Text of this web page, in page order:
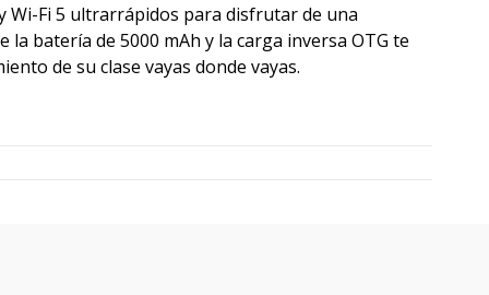
Wi-Fi 5 ultrarrápidos para disfrutar de una
batería de 5000 mAh y la carga inversa OTG te
de su clase vayas donde vayas.